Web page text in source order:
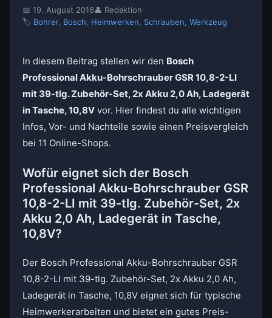
📅 19. August 2016👤 Redaktion
🏷 Bohrer, Bosch Heimwerken Schrauben Werkzeug
In diesem Beitrag stellen wir den Bosch
Professional Akku-Bohrschrauber GSR 10,8-2-LI
mit 39-tlg. Zubehör-Set, 2x Akku 2,0 Ah, Ladegerät
in Tasche, 10,8V vor. Hier findest du alle wichtigen
Infos, Vor- und Nachteile sowie einen Preisvergleich
bei 11 Online-Shops.
Wofür eignet sich der Bosch
Professional Akku-Bohrschrauber GSR
10,8-2-LI mit 39-tlg. Zubehör-Set, 2x
Akku 2,0 Ah, Ladegerät in Tasche,
10,8V?
Der Bosch Professional Akku-Bohrschrauber GSR
10,8-2-LI mit 39-tlg. Zubehör-Set, 2x Akku 2,0 Ah,
Ladegerät in Tasche, 10,8V eignet sich für typische
Heimwerkerarbeiten und bietet ein gutes Preis-